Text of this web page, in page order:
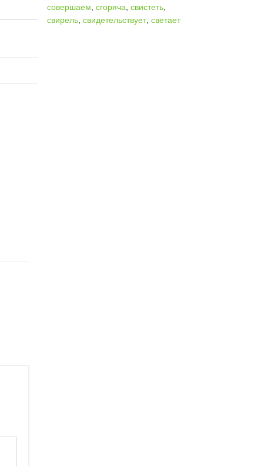
совершаем, сгоряча, свистеть,
свирель, свидетельствует, светает